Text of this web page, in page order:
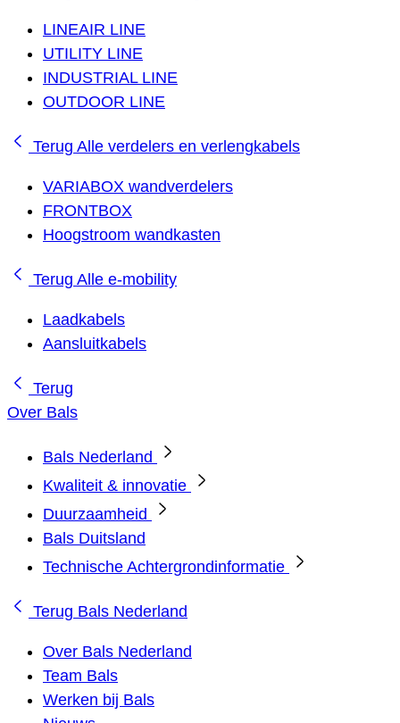
LINEAIR LINE
UTILITY LINE
INDUSTRIAL LINE
OUTDOOR LINE
Terug Alle verdelers en verlengkabels
VARIABOX wandverdelers
FRONTBOX
Hoogstroom wandkasten
Terug Alle e-mobility
Laadkabels
Aansluitkabels
Terug
Over Bals
Bals Nederland
Kwaliteit & innovatie
Duurzaamheid
Bals Duitsland
Technische Achtergrondinformatie
Terug Bals Nederland
Over Bals Nederland
Team Bals
Werken bij Bals